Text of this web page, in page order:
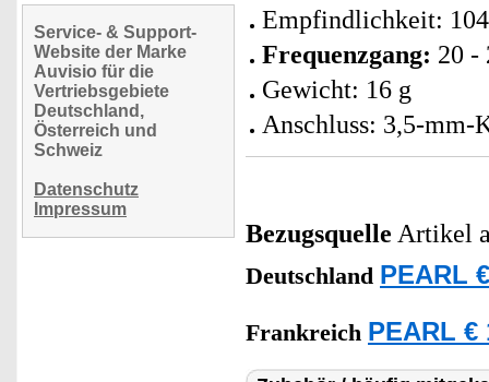
Service- & Support-
Website der Marke
Auvisio für die
Vertriebsgebiete
Deutschland,
Österreich und
Schweiz
Datenschutz
Impressum
Empfindlichkeit:
Frequenzgang: 20 -
Gewicht: 16 g
Anschluss: 3,5-mm-
Bezugsquelle Artikel
Deutschland PEARL
Frankreich PEARL €